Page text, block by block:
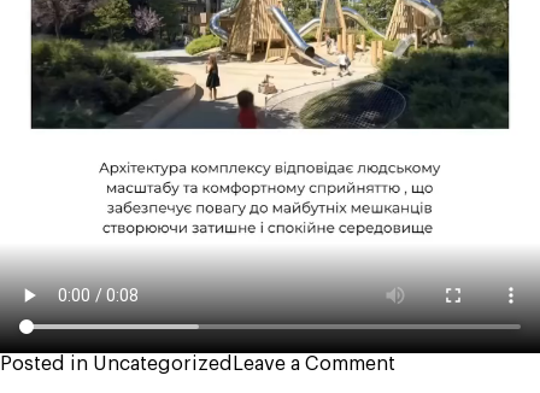
Posted in Uncategorized Leave a Comment